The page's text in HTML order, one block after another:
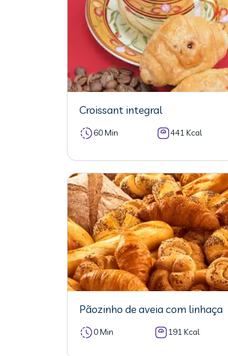
Croissant integral
60 Min 441 Kcal
Pãozinho de aveia com linhaça
0 Min 191 Kcal